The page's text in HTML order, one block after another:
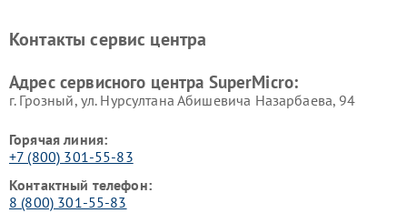
Контакты сервис центра
Адрес сервисного центра SuperMicro:
г. Грозный, ул. Нурсултана Абишевича Назарбаева, 94
Горячая линия:
+7 (800) 301-55-83
Контактный телефон:
8 (800) 301-55-83